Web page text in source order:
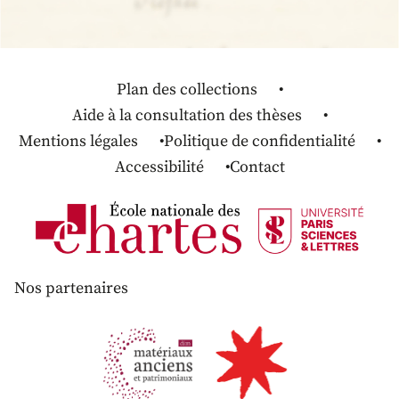
Plan des collections
Aide à la consultation des thèses
Mentions légales
Politique de confidentialité
Accessibilité
Contact
Nos partenaires